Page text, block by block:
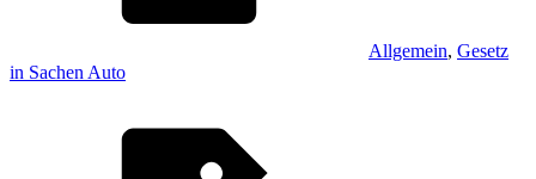
Allgemein, Gesetz
in Sachen Auto